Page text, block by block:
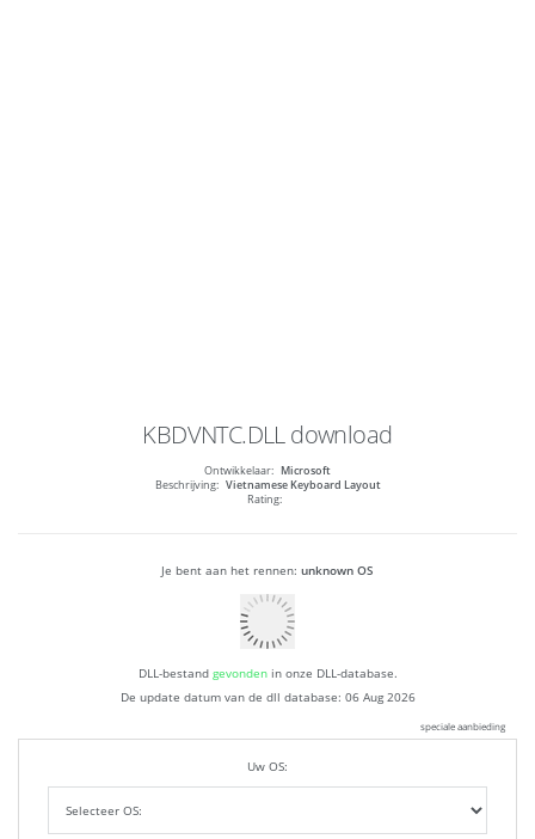
KBDVNTC.DLLdownload
Ontwikkelaar: Microsoft
Beschrijving: Vietnamese Keyboard Layout
Rating:
Je bent aan het rennen: unknown OS
DLL-bestand gevondenin onze DLL-database.
De update datum van de dll database: 06 Aug 2026
speciale aanbieding
Uw OS: